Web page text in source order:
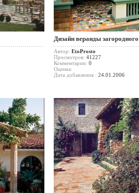
Дизайн веранды
Автор: EtoProsto
Просмотров: 41227
Комментарии: 0
Оценка:
Дата добавления : 24.01.2006